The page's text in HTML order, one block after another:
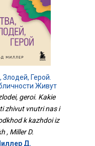
Злодей, Герой.
Живут
И Как Найти
Каждой Из Них
geroi. Kakie
zhivut vnutri nas i
k kazhdoi iz
, Miller D.
Д.